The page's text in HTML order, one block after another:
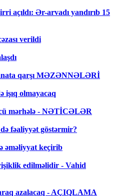
açıldı: Ər-arvadı yandırıb 15
verildi
qarşı MƏZƏNNƏLƏRİ
işıq olmayacaq
cü mərhələ - NƏTİCƏLƏR
fəaliyyət göstərmir?
əməliyyat keçirib
edilməlidir - Vahid
azalacaq - AÇIQLAMA